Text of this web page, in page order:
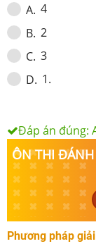
A. 4
B. 2
C. 3
D. 1.
Đáp án đúng:
ÔN THI ĐÁNH
Phương pháp giải